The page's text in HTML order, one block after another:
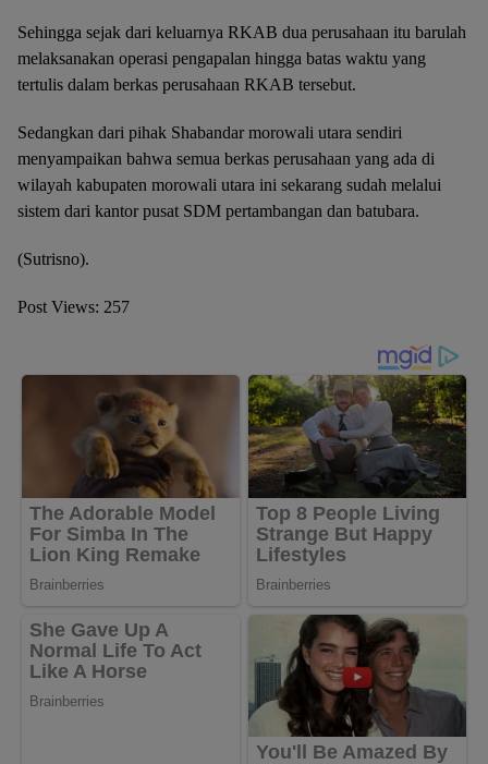
Sehingga sejak dari keluarnya RKAB dua perusahaan itu barulah
melaksanakan operasi pengapalan hingga batas waktu yang
tertulis dalam berkas perusahaan RKAB tersebut.
Sedangkan dari pihak Shabandar morowali utara sendiri
menyampaikan bahwa semua berkas perusahaan yang ada di
wilayah kabupaten morowali utara ini sekarang sudah melalui
sistem dari kantor pusat SDM pertambangan dan batubara.
(Sutrisno).
Post Views: 257